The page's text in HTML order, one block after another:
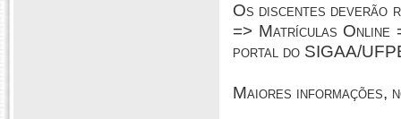
Os discentes deverão
=> Matrículas Online
portal do SIGAA/
Maiores informações,